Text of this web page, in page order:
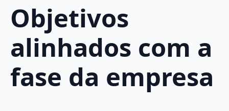
Objetivos
alinhados com a
fase da empresa